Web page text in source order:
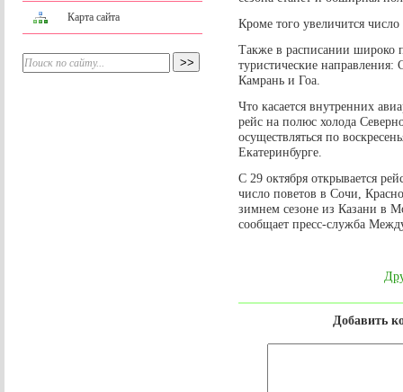
Карта сайта
Кроме того увеличится
Также в расписании широко
туристические
Камрань и Гоа.
Что касается внутренних
рейс на полюс холода
осуществляться по
Екатеринбурге.
С 29 октября открывается
число поветов в Сочи,
зимнем сезоне из Казани в
сообщает пресс-служба
Добавить